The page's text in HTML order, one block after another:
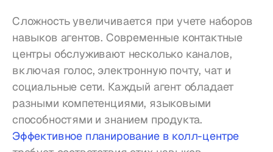
Сложность увеличивается при учете наборов
навыков агентов. Современные контактные
центры обслуживают несколько каналов,
включая голос, электронную почту, чат и
социальные сети. Каждый агент обладает
разными компетенциями, языковыми
Эффективное планирование в колл-центре